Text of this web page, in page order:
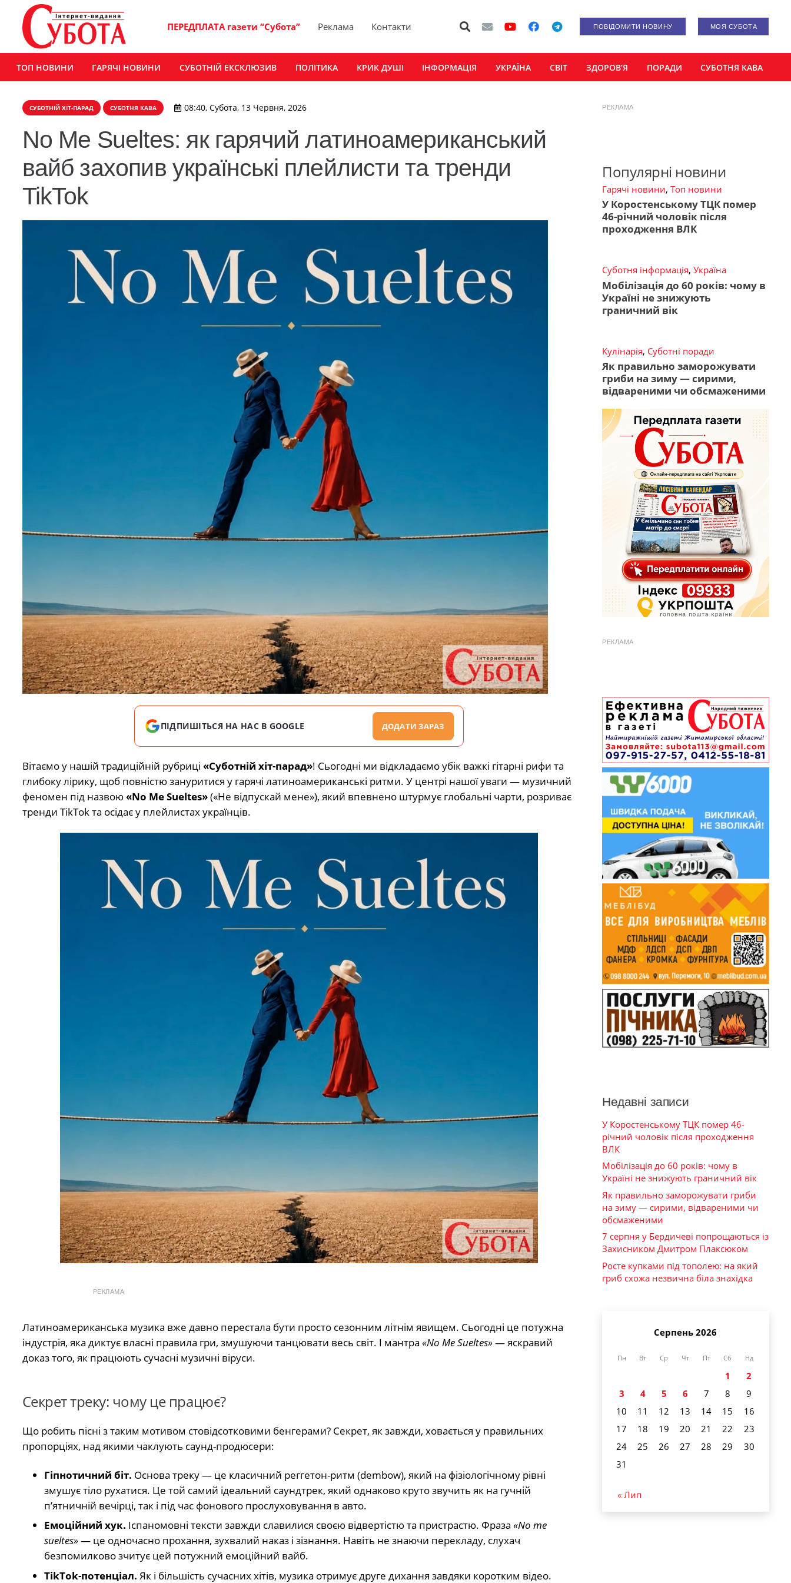
ПЕРЕДПЛАТА газети “Субота” Реклама Контакти ПОВІДОМИТИ НОВИНУ МОЯ СУБОТА
ТОП НОВИНИ ГАРЯЧІ НОВИНИ СУБОТНІЙ ЕКСКЛЮЗИВ ПОЛІТИКА КРИК ДУШІ ІНФОРМАЦІЯ УКРАЇНА СВІТ ЗДОРОВ’Я ПОРАДИ СУБОТНЯ КАВА
СУБОТНІЙ ХІТ-ПАРАД СУБОТНЯ КАВА 08:40, Субота, 13 Червня, 2026
No Me Sueltes: як гарячий латиноамериканський
вайб захопив українські плейлисти та тренди
TikTok
ПІДПИШІТЬСЯ НА НАС В GOOGLE ДОДАТИ ЗАРАЗ
Вітаємо у нашій традиційній рубриці «Суботній хіт-парад»! Сьогодні ми відкладаємо убік важкі гітарні рифи та
глибоку лірику, щоб повністю зануритися у гарячі латиноамериканські ритми. У центрі нашої уваги — музичний
феномен під назвою«No Me Sueltes»(«Не відпускай мене»), який впевнено штурмує глобальні чарти, розриває
тренди TikTok та осідає у плейлистах українців.
РЕКЛАМА
Латиноамериканська музика вже давно перестала бути просто сезонним літнім явищем. Сьогодні це потужна
індустрія, яка диктує власні правила гри, змушуючи танцювати весь світ. І мантра «No Me Sueltes»— яскравий
доказ того, як працюють сучасні музичні віруси.
Секрет треку: чому це працює?
Що робить пісні з таким мотивом стовідсотковими бенгерами? Секрет, як завжди, ховається у правильних
пропорціях, над якими чаклують саунд-продюсери:
Гіпнотичний біт. Основа треку — це класичний реггетон-ритм (dembow), який на фізіологічному рівні
змушує тіло рухатися. Це той самий ідеальний саундтрек, який однаково круто звучить як на гучній
п’ятничній вечірці, так і під час фонового прослуховування в авто.
Емоційний хук. Іспаномовні тексти завжди славилися своєю відвертістю та пристрастю. Фраза «No me
sueltes»— це одночасно прохання, зухвалий наказ і зізнання. Навіть не знаючи перекладу, слухач
безпомилково зчитує цей потужний емоційний вайб.
TikTok-потенціал. Як і більшість сучасних хітів, музика отримує друге дихання завдяки коротким відео.
РЕКЛАМА
Популярні новини
Гарячі новини, Топ новини
У Коростенському ТЦК помер
46-річний чоловік після
проходження ВЛК
Суботня інформація, Україна
Мобілізація до 60 років: чому в
Україні не знижують
граничний вік
Кулінарія, Суботні поради
Як правильно заморожувати
гриби на зиму — сирими,
відвареними чи обсмаженими
РЕКЛАМА
Недавні записи
У Коростенському ТЦК помер 46-
річний чоловік після проходження
ВЛК
Мобілізація до 60 років: чому в
Україні не знижують граничний вік
Як правильно заморожувати гриби
на зиму — сирими, відвареними чи
обсмаженими
7 серпня у Бердичеві попрощаються із
Захисником Дмитром Плаксюком
Росте купками під тополею: на який
гриб схожа незвична біла знахідка
Серпень 2026
Пн Вт Ср Чт Пт Сб Нд
1
2
3
4 5 6 7 8
9
10
11 12 13 14 15
16
17
18 19 20 21 22
23
24
25 26 27 28 29
30
31
« Лип